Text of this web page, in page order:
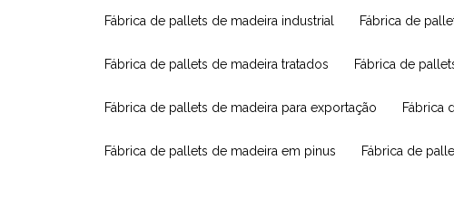
fábrica de pallets de madeira industrial fábrica de
fábrica de pallets de madeira tratados fábrica de
fábrica de pallets de madeira para exportação fábrica
fábrica de pallets de madeira em pinus fábrica de